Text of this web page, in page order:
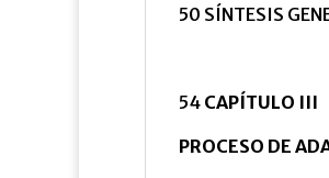
50 SÍNTESIS
54 CAPÍTULO III
PROCESO DE